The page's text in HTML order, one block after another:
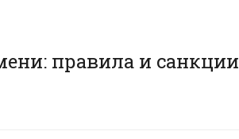
правила и санкции